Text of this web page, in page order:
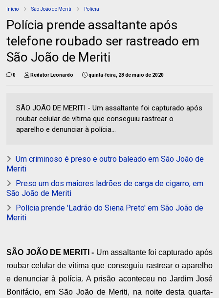
Início São João de Meriti Polícia
Polícia prende assaltante após
telefone roubado ser rastreado em
São João de Meriti
0 Redator Leonardo quinta-feira, 28 de maio de 2020
SÃO JOÃO DE MERITI - Um assaltante foi capturado após
roubar celular de vítima que conseguiu rastrear o
aparelho e denunciar à polícia...
Um criminoso é preso e outro baleado em São João de
Meriti
Preso um dos maiores ladrões de carga de cigarro, em
São João de Meriti
Polícia prende 'Ladrão do Siena Preto' em São João de
Meriti
SÃO JOÃO DE MERITI - Um assaltante foi capturado após
roubar celular de vítima que conseguiu rastrear o aparelho
e denunciar à polícia. A prisão aconteceu no Jardim José
Bonifácio, em São João de Meriti, na noite desta quarta-